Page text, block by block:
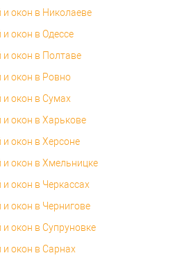
и окон в Николаеве
и окон в Одессе
и окон в Полтаве
и окон в Ровно
и окон в Сумах
и окон в Харькове
и окон в Херсоне
и окон в Хмельницке
окон в Черкассах
и окон в Чернигове
и окон в Супруновке
и окон в Сарнах